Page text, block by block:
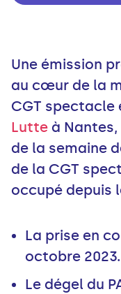
Une émission
au cœur de la
CGT
Lutte à
de la semaine
de la CGT
occupé depuis
La prise en
octobre 2023.
Le dégel du